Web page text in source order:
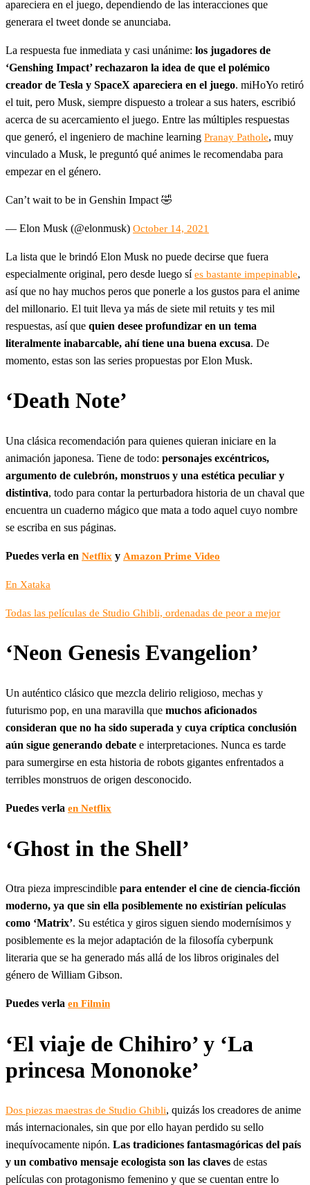
apareciera en el juego, dependiendo de las interacciones que
generara el tweet donde se anunciaba.
La respuesta fue inmediata y casi unánime: los jugadores de
‘Genshing Impact’ rechazaron la idea de que el polémico
creador de Tesla y SpaceX apareciera en el juego. miHoYo retiró
el tuit, pero Musk, siempre dispuesto a trolear a sus haters, escribió
acerca de su acercamiento el juego. Entre las múltiples respuestas
que generó, el ingeniero de machine learning Pranay Pathole, muy
vinculado a Musk, le preguntó qué animes le recomendaba para
empezar en el género.
Can’t wait to be in Genshin Impact 🤣
— Elon Musk (@elonmusk) October 14, 2021
La lista que le brindó Elon Musk no puede decirse que fuera
especialmente original, pero desde luego síes bastante impepinable,
así que no hay muchos peros que ponerle a los gustos para el anime
del millonario. El tuit lleva ya más de siete mil retuits y tes mil
respuestas, así que quien desee profundizar en un tema
literalmente inabarcable, ahí tiene una buena excusa. De
momento, estas son las series propuestas por Elon Musk.
‘Death Note’
Una clásica recomendación para quienes quieran iniciare en la
animación japonesa. Tiene de todo: personajes excéntricos,
argumento de culebrón, monstruos y una estética peculiar y
distintiva, todo para contar la perturbadora historia de un chaval que
encuentra un cuaderno mágico que mata a todo aquel cuyo nombre
se escriba en sus páginas.
Puedes verla en Netflix y Amazon Prime Video
En Xataka
Todas las películas de Studio Ghibli, ordenadas de peor a mejor
‘Neon Genesis Evangelion’
Un auténtico clásico que mezcla delirio religioso, mechas y
futurismo pop, en una maravilla que muchos aficionados
consideran que no ha sido superada y cuya críptica conclusión
aún sigue generando debate e interpretaciones. Nunca es tarde
para sumergirse en esta historia de robots gigantes enfrentados a
terribles monstruos de origen desconocido.
Puedes verla en Netflix
‘Ghost in the Shell’
Otra pieza imprescindible para entender el cine de ciencia-ficción
moderno, ya que sin ella posiblemente no existirían películas
como ‘Matrix’. Su estética y giros siguen siendo modernísimos y
posiblemente es la mejor adaptación de la filosofía cyberpunk
literaria que se ha generado más allá de los libros originales del
género de William Gibson.
Puedes verla en Filmin
‘El viaje de Chihiro’ y ‘La
princesa Mononoke’
Dos piezas maestras de Studio Ghibli, quizás los creadores de anime
más internacionales, sin que por ello hayan perdido su sello
inequívocamente nipón. Las tradiciones fantasmagóricas del país
y un combativo mensaje ecologista son las claves de estas
películas con protagonismo femenino y que se cuentan entre lo